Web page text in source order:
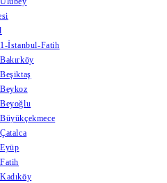
1-İstanbul-Fatih
Bakırköy
Beşiktaş
Beykoz
Beyoğlu
Büyükçekmece
Çatalca
Eyüp
Fatih
Kadıköy